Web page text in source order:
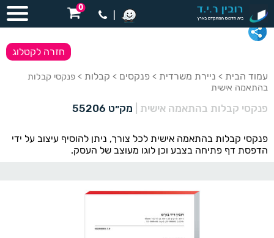
0
עמוד הבית > ניירת משרדית > פנקסים > קבלות > פנקסי קבלות
בהתאמה אישית
פנקסי קבלות בהתאמה אישית מק״ט 55206
חזרה לקטלוג
פנקסי קבלות בהתאמה אישית לכל צורך, ניתן להוסיף עיצוב על ידי
הדפסת דף פתיחה בצבע וכן לוגו מעוצב של העסק.